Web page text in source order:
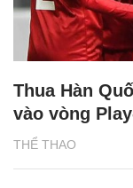
THỂ THAO
Thua Hàn
vào vòng